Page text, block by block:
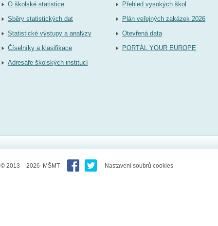
O školské statistice
Sběry statistických dat
Statistické výstupy a analýzy
Číselníky a klasifikace
Adresáře školských institucí
Přehled vysokých škol
Plán veřejných zakázek 2026
Otevřená data
PORTÁL YOUR EUROPE
© 2013 – 2026 MŠMT Nastavení soubrů cookies